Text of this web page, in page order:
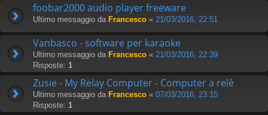
foobar2000 audio player freeware
Ultimo messaggio da Francesco « 21/03/2016, 22:51
Vanbasco - software per karaoke
Ultimo messaggio da Francesco « 21/03/2016, 22:39
Risposte: 1
Zusie - My Relay Computer - Computer a relè
Ultimo messaggio da Francesco « 07/03/2016, 23:15
Risposte: 1